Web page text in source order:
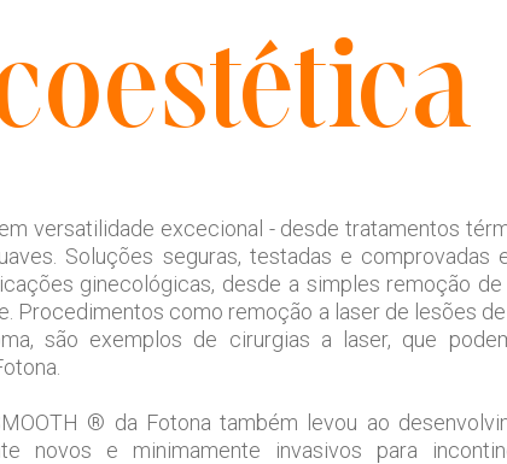
versatilidade excecional - desde tratamentos
Soluções seguras, testadas e comprovadas
ginecológicas, desde a simples remoção
Procedimentos como remoção a laser de lesões
são exemplos de cirurgias a laser, que
® da Fotona também levou ao
novos e minimamente invasivos para